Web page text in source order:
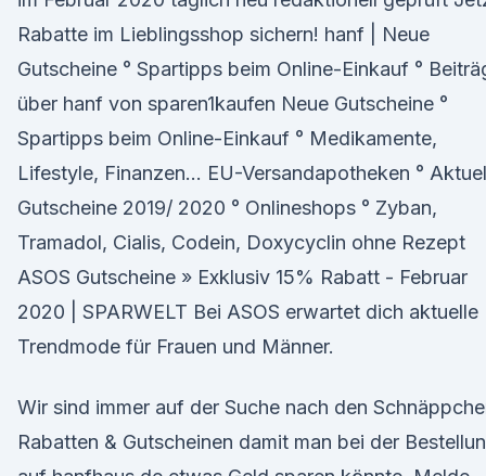
Rabatte im Lieblingsshop sichern! hanf | Neue
Gutscheine ° Spartipps beim Online-Einkauf °
über hanf von sparen1kaufen Neue Gutscheine °
Spartipps beim Online-Einkauf ° Medikamente,
Lifestyle, Finanzen… EU-Versandapotheken °
Gutscheine 2019/ 2020 ° Onlineshops ° Zyban,
Tramadol, Cialis, Codein, Doxycyclin ohne Rezept
ASOS Gutscheine » Exklusiv 15% Rabatt - Februar
2020 | SPARWELT Bei ASOS erwartet dich aktuelle
Trendmode für Frauen und Männer.
Wir sind immer auf der Suche nach den
Rabatten & Gutscheinen damit man bei der